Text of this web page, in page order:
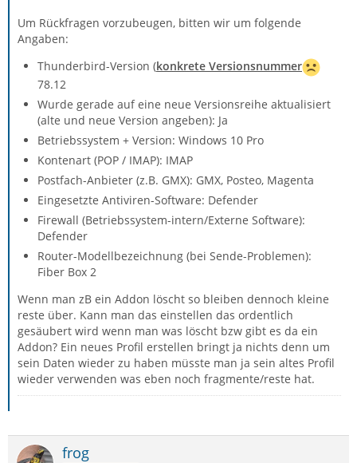
Um Rückfragen vorzubeugen, bitten wir um folgende
Angaben:
Thunderbird-Version (konkrete Versionsnummer
78.12
Wurde gerade auf eine neue Versionsreihe aktualisiert
(alte und neue Version angeben): Ja
Betriebssystem + Version: Windows 10 Pro
Kontenart (POP / IMAP): IMAP
Postfach-Anbieter (z.B. GMX): GMX, Posteo, Magenta
Eingesetzte Antiviren-Software: Defender
Firewall (Betriebssystem-intern/Externe Software):
Defender
Router-Modellbezeichnung (bei Sende-Problemen):
Fiber Box 2
Wenn man zB ein Addon löscht so bleiben dennoch kleine
reste über. Kann man das einstellen das ordentlich
gesäubert wird wenn man was löscht bzw gibt es da ein
Addon? Ein neues Profil erstellen bringt ja nichts denn um
sein Daten wieder zu haben müsste man ja sein altes Profil
wieder verwenden was eben noch fragmente/reste hat.
frog